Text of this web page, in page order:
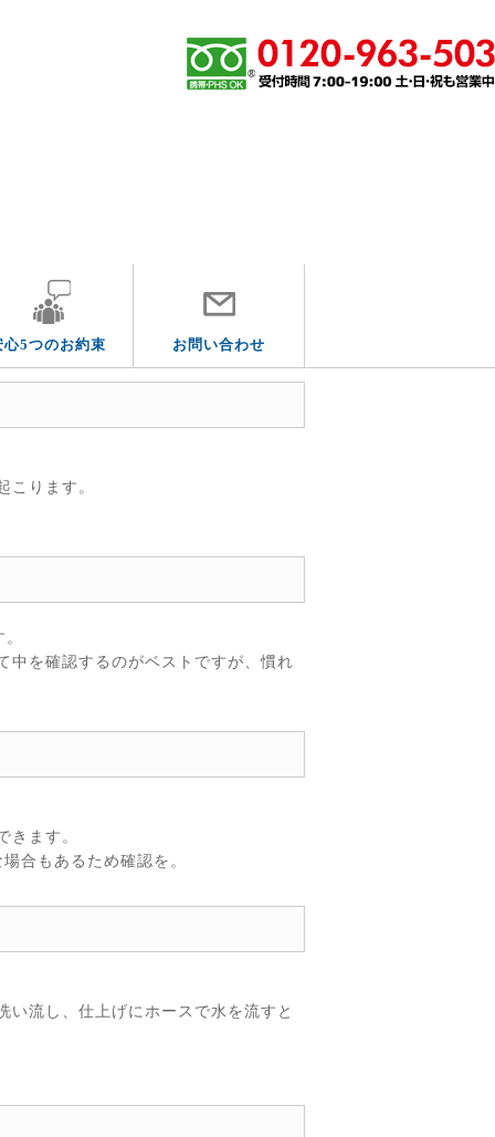
心5つのお約束 お問い合わせ
ります。
中を確認するのがベストですが、慣れ
ます。
合もあるため確認を。
流し、仕上げにホースで水を流すと